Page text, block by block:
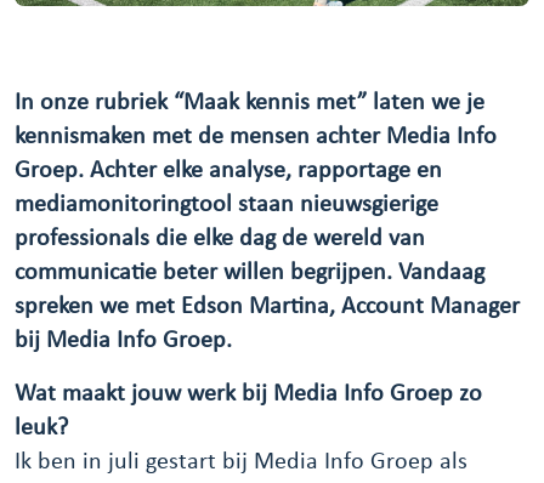
In onze rubriek “Maak kennis met” laten we je
kennismaken met de mensen achter Media Info
Groep. Achter elke analyse, rapportage en
mediamonitoringtool staan nieuwsgierige
professionals die elke dag de wereld van
communicatie beter willen begrijpen. Vandaag
spreken we met Edson Martina, Account Manager
bij Media Info Groep.
Wat maakt jouw werk bij Media Info Groep zo
leuk?
Ik ben in juli gestart bij Media Info Groep als